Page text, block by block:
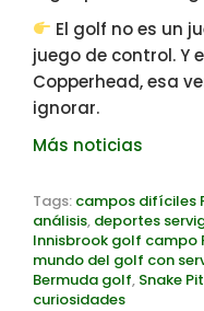
El golf no es un
juego de control. Y
Copperhead, esa
ignorar.
Más noticias
Tags: campos difíciles
análisis, deportes
Innisbrook golf campo
mundo del golf con
Bermuda golf, Snake
curiosidades